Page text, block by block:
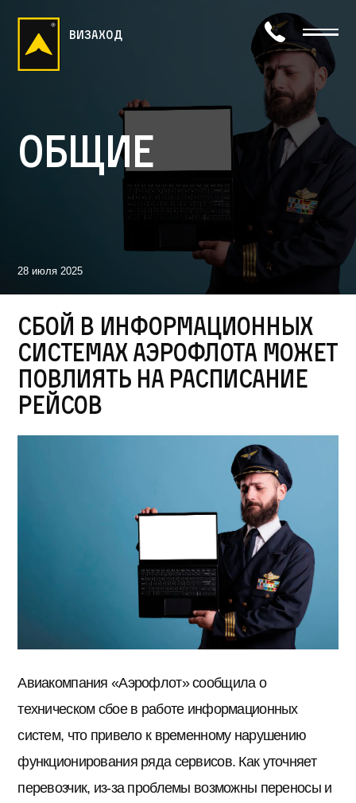
визаход
Общие
28 июля 2025
Сбой в информационных
системах Аэрофлота может
повлиять на расписание
рейсов
Авиакомпания «Аэрофлот» сообщила о
техническом сбое в работе информационных
систем, что привело к временному нарушению
функционирования ряда сервисов. Как уточняет
перевозчик, из-за проблемы возможны переносы и